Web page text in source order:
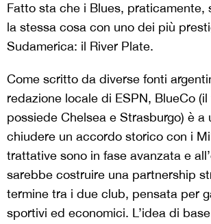
Fatto sta che i Blues, praticamente,
la stessa cosa con uno dei più
Sudamerica: il River Plate.
Come scritto da diverse fonti
redazione locale di ESPN, BlueCo
possiede Chelsea e Strasburgo) è a
chiudere un accordo storico con i
trattative sono in fase avanzata e
sarebbe costruire una partnership
termine tra i due club, pensata per
sportivi ed economici. L’idea di